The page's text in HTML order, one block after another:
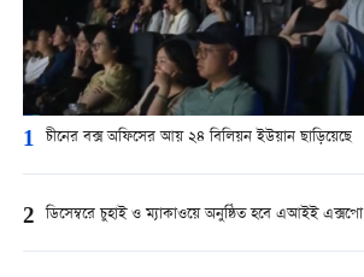
1 চীনের বক্স অফিসের আয় ২৪ বিলিয়ন ইউয়ান ছাড়িয়েছে
2 ডিসেম্বরে চুহাই ও ম্যাকাওয়ে অনুষ্ঠিত হবে এআইই এক্সপো